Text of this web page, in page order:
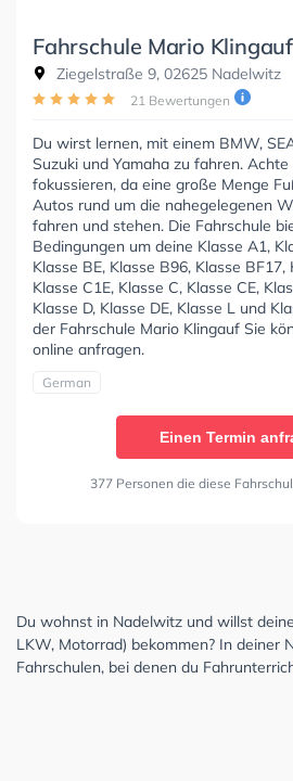
Fahrschule Mario Klingauf
Ziegelstraße 9, 02625 Nadelwitz
21 Bewertungen
Du wirst lernen, mit einem BMW,
Suzuki und Yamaha zu fahren.
fokussieren, da eine große Menge
Autos rund um die nahegelegenen
fahren und stehen. Die Fahrschule
Bedingungen um deine Klasse A1,
Klasse BE, Klasse B96, Klasse BF17,
Klasse C1E, Klasse C, Klasse CE,
Klasse D, Klasse DE, Klasse L und
der Fahrschule Mario Klingauf Sie
online anfragen.
German
Einen Termin
377 Personen die diese
Du wohnst in Nadelwitz und willst
LKW, Motorrad) bekommen? In deiner
Fahrschulen, bei denen du